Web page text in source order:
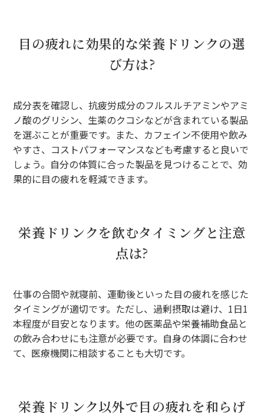
目の疲れに効果的な栄養ドリンクの選
び方は?
成分表を確認し、抗疲労成分のフルスルチアミンやアミ
ノ酸のグリシン、生薬のクコシなどが含まれている製品
を選ぶことが重要です。また、カフェイン不使用や飲み
やすさ、コストパフォーマンスなども考慮すると良いで
しょう。自分の体質に合った製品を見つけることで、効
果的に目の疲れを軽減できます。
栄養ドリンクを飲むタイミングと注意
点は?
仕事の合間や就寝前、運動後といった目の疲れを感じた
タイミングが適切です。ただし、過剰摂取は避け、1日1
本程度が目安となります。他の医薬品や栄養補助食品と
の飲み合わせにも注意が必要です。自身の体調に合わせ
て、医療機関に相談することも大切です。
栄養ドリンク以外で目の疲れを和らげ